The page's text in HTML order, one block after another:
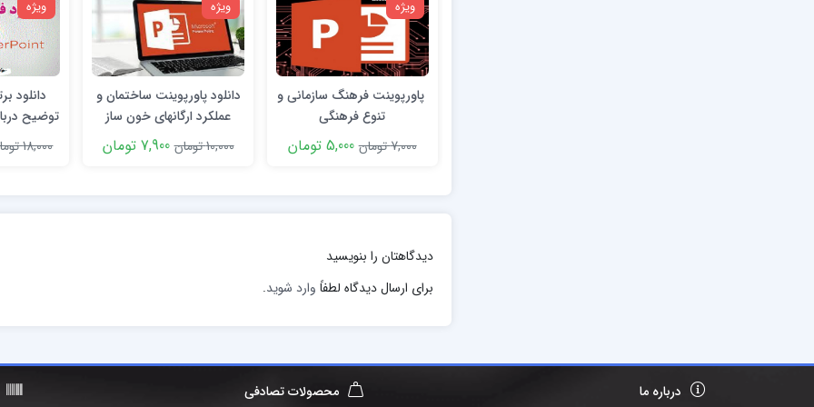
ویژه
پاورپوینت فرهنگ سازمانی و
تنوع فرهنگی
7,000 تومان
5,000 تومان
ویژه
دانلود پاورپوینت ساختمان و
عملکرد ارگانهای خون ساز
10,000 تومان
7,900 تومان
ویژه
دانلود
18,000 تومان
دیدگاهتان را بنویسید
برای ارسال دیدگاه لطفاً وارد شوید.
درباره ما محصولات تصادفی